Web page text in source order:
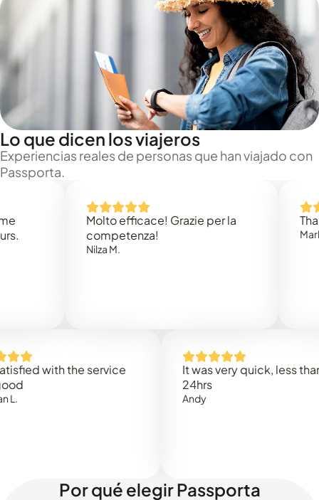
Lo que dicen los viajeros
Experiencias reales de personas que han viajado con
Passporta.
Molto efficace! Grazie per la
competenza!
Nilza M.
Thank
Mark N.
with the service
It was very quick, less than
Por qué elegir Passporta